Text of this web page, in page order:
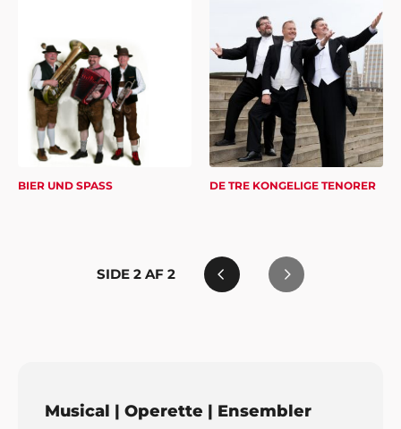
BIER UND SPASS DE TRE KONGELIGE TENORER
SIDE 2 AF 2
Musical | Operette | Ensembler